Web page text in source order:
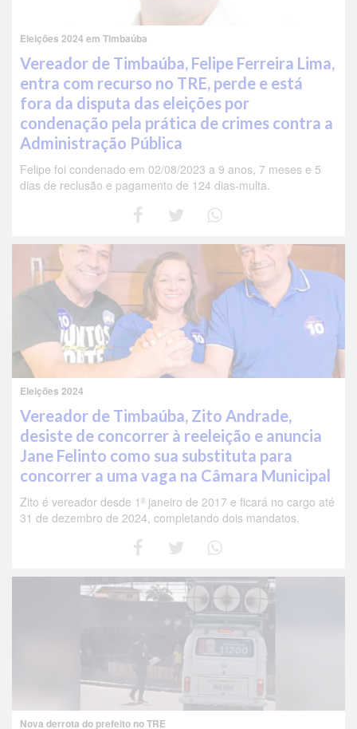
Eleições 2024 em Timbaúba
Vereador de Timbaúba, Felipe Ferreira Lima,
entra com recurso no TRE, perde e está
fora da disputa das eleições por
condenação pela prática de crimes contra a
Administração Pública
Felipe foi condenado em 02/08/2023 a 9 anos, 7 meses e 5
dias de reclusão e pagamento de 124 dias-multa.
Eleições 2024
Vereador de Timbaúba, Zito Andrade,
desiste de concorrer à reeleição e anuncia
Jane Felinto como sua substituta para
concorrer a uma vaga na Câmara Municipal
Zito é vereador desde 1º janeiro de 2017 e ficará no cargo até
31 de dezembro de 2024, completando dois mandatos.
Nova derrota do prefeito no TRE